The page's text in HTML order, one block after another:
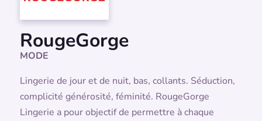
RougeGorge
MODE
Lingerie de jour et de nuit, bas, collants. Séduction,
complicité générosité, féminité. RougeGorge
Lingerie a pour objectif de permettre à chaque